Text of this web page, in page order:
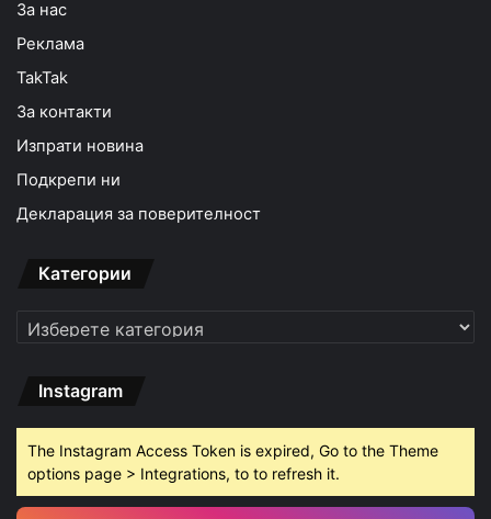
За нас
Реклама
TakTak
За контакти
Изпрати новина
Подкрепи ни
Декларация за поверителност
Категории
Категории
Instagram
The Instagram Access Token is expired, Go to the Theme
options page > Integrations, to to refresh it.